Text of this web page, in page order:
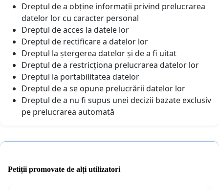
Dreptul de a obține informații privind prelucrarea
datelor lor cu caracter personal
Dreptul de acces la datele lor
Dreptul de rectificare a datelor lor
Dreptul la ștergerea datelor și de a fi uitat
Dreptul de a restricționa prelucrarea datelor lor
Dreptul la portabilitatea datelor
Dreptul de a se opune prelucrării datelor lor
Dreptul de a nu fi supus unei decizii bazate exclusiv
pe prelucrarea automată
Petiții promovate de alți utilizatori